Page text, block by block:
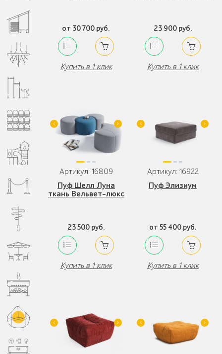
от 30 700 руб.
Купить в 1 клик
23 900 руб.
Купить в 1 клик
Артикул: 16809
Пуф Шелл Луна
ткань Вельвет-люкс
23 500 руб.
Купить в 1 клик
Артикул: 16922
Пуф Элизиум
от 55 400 руб.
Купить в 1 клик